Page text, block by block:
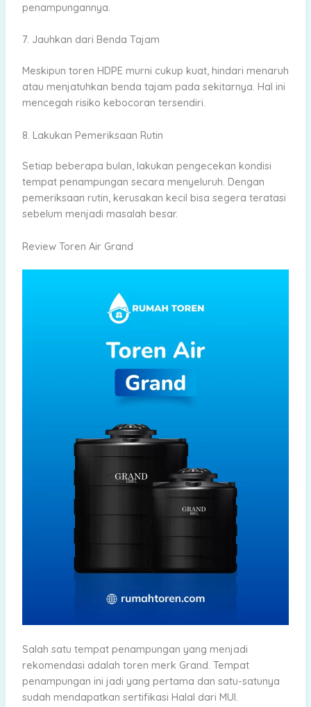
penampungannya.
7. Jauhkan dari Benda Tajam
Meskipun toren HDPE murni cukup kuat, hindari menaruh
atau menjatuhkan benda tajam pada sekitarnya. Hal ini
mencegah risiko kebocoran tersendiri.
8. Lakukan Pemeriksaan Rutin
Setiap beberapa bulan, lakukan pengecekan kondisi
tempat penampungan secara menyeluruh. Dengan
pemeriksaan rutin, kerusakan kecil bisa segera teratasi
sebelum menjadi masalah besar.
Review Toren Air Grand
Salah satu tempat penampungan yang menjadi
rekomendasi adalah toren merk Grand. Tempat
penampungan ini jadi yang pertama dan satu-satunya
sudah mendapatkan sertifikasi Halal dari MUI.